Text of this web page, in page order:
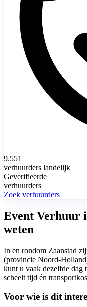
9.551
verhuurders landelijk
Geverifieerde
verhuurders
Zoek verhuurders
Event Verhuur
weten
In en rondom Zaanstad
(provincie Noord-
kunt u vaak dezelfde dag
scheelt tijd én
Voor wie is dit